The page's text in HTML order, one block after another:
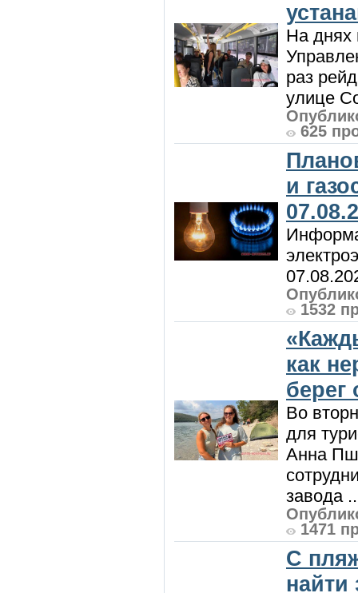
На днях
раз
улице
625
и
1532
как
берег
Во
для
Анна
завода
1471
С